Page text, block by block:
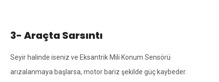
3- Araçta Sarsıntı
Seyir halinde iseniz ve Eksantrik Mili Konum Sensörü
arızalanmaya başlarsa, motor bariz şekilde güç kaybeder.